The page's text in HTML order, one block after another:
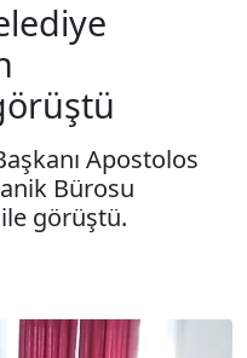
Apostolos
Bürosu
görüştü.